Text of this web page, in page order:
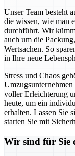
Unser Team besteht
die wissen, wie man
durchführt. Wir
auch um die
Wertsachen. So
in Ihre neue
Stress und Chaos
voller Erleichterung
heute, um ein
erhalten. Lassen Sie
starten Sie mit
Wir sind für Sie